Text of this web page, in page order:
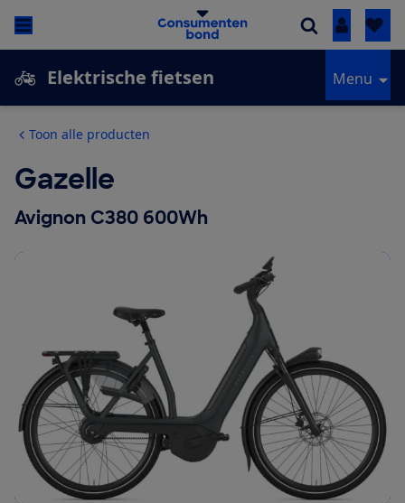
Inloggen
Elektrische fietsen Menu
Toon alle producten
Gazelle
Avignon C380 600Wh